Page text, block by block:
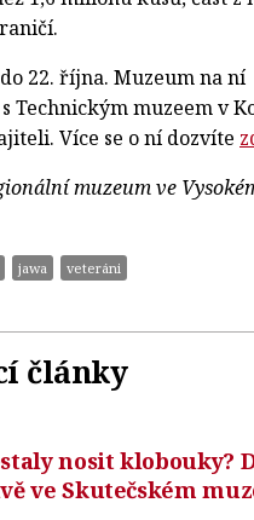
22. října. Muzeum na ní
Technickým muzeem v
Více se o ní dozvíte
muzeum ve
jawa veteráni
články
nosit klobouky?
ve Skutečském